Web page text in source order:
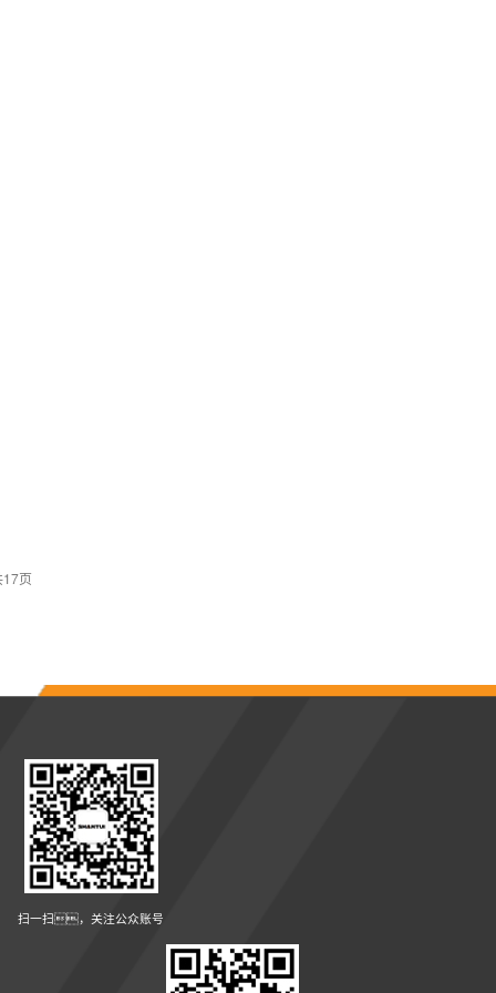
17页
扫一扫，关注公众账号